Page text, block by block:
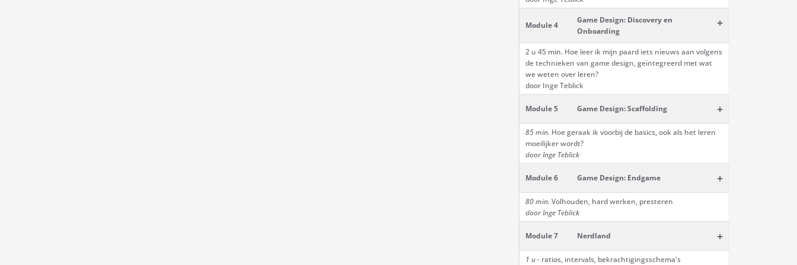
Module 4
Game Design: Discovery en
Onboarding
+
2 u 45 min. Hoe leer ik mijn paard iets nieuws aan volgens
de technieken van game design, geïntegreerd met wat
we weten over leren?
door Inge Teblick
Module 5 Game Design: Scaffolding +
85 min. Hoe geraak ik voorbij de basics, ook als het leren
moeilijker wordt?
door Inge Teblick
Module 6 Game Design: Endgame +
80 min. Volhouden, hard werken, presteren
door Inge Teblick
Module 7 Nerdland +
1 u- ratios, intervals, bekrachtigingsschema's